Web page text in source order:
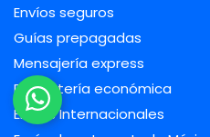
Envíos seguros
Guías prepagadas
Mensajería express
Paquetería económica
Envíos Internacionales